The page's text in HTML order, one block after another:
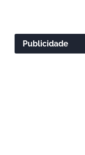
Publicidade